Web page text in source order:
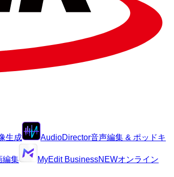
生成 AudioDirector音声編集 & ポッドキ
編集 MyEdit BusinessNEWオンライン